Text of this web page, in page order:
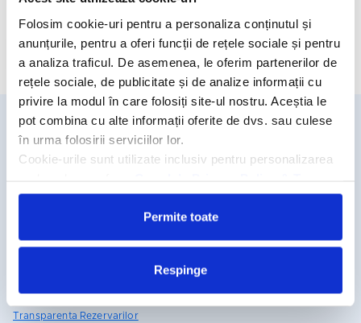
Folosim cookie-uri pentru a personaliza conținutul și
anunțurile, pentru a oferi funcții de rețele sociale și pentru
a analiza traficul. De asemenea, le oferim partenerilor de
rețele sociale, de publicitate și de analize informații cu
privire la modul în care folosiți site-ul nostru. Aceștia le
pot combina cu alte informații oferite de dvs. sau culese
în urma folosirii serviciilor lor.
Cookie-urile sunt utilizate inclusiv pentru personalizarea
Permite toate
Respinge
Cere oferta personalizata
Detalii si rezervari
rezervari@travelmatters.ro
Licente TravelMatters
Vezi Licenta de Turism
Transparenta Rezervarilor